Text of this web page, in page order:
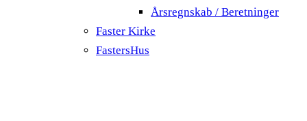
Årsregnskab / Beretninger
Faster Kirke
FastersHus